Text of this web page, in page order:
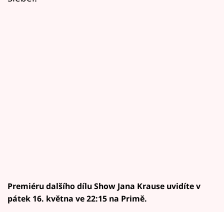
Premiéru dalšího dílu Show Jana Krause uvidíte v
pátek 16. května ve 22:15 na Primě.